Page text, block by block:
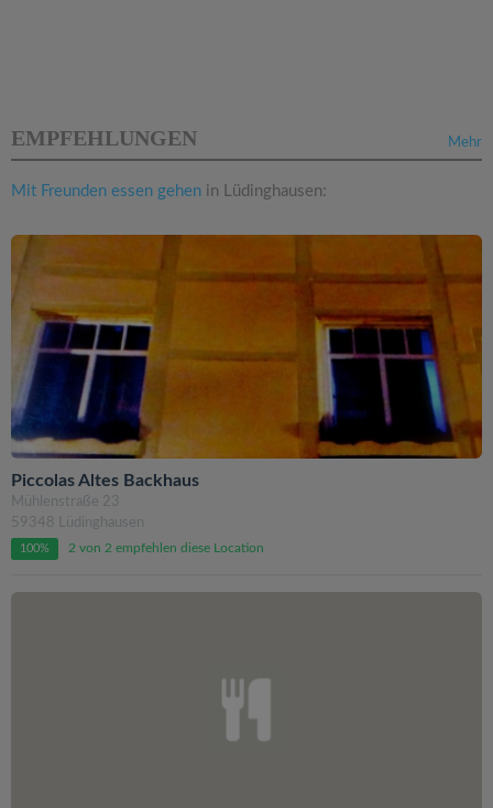
Mehr
EMPFEHLUNGEN
Mit Freunden essen gehen in Lüdinghausen:
Piccolas Altes Backhaus
Mühlenstraße 23
59348 Lüdinghausen
100% 2 von 2 empfehlen diese Location